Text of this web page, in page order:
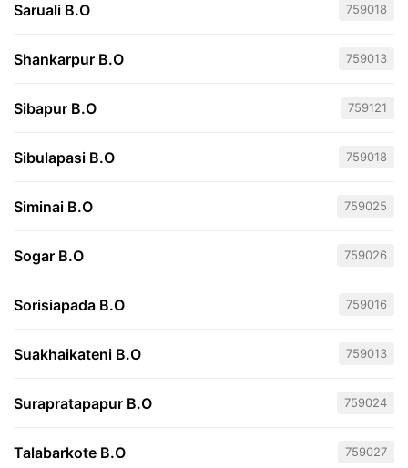
Saruali B.O 759018
Shankarpur B.O 759013
Sibapur B.O 759121
Sibulapasi B.O 759018
Siminai B.O 759025
Sogar B.O 759026
Sorisiapada B.O 759016
Suakhaikateni B.O 759013
Surapratapapur B.O 759024
Talabarkote B.O 759027